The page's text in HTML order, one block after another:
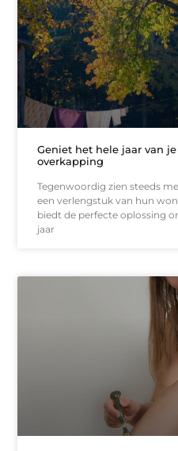
Geniet het hele jaar van
overkapping
Tegenwoordig zien steeds
een verlengstuk van hun
biedt de perfecte oplossing
jaar